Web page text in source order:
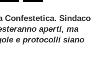
Confestetica. Sindaco
aperti, ma
e protocolli siano